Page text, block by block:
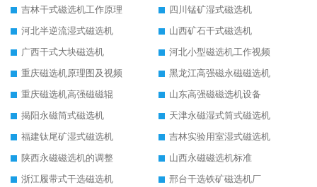
吉林干式磁选机工作原理
四川锰矿湿式磁选机
河北半逆流湿式磁选机
山西矿石干式磁选机
广西干式大块磁选机
河北小型磁选机工作视频
重庆磁选机原理图及视频
黑龙江高强磁永磁磁选机
重庆磁选机高强磁磁辊
山东高强磁磁选机设备
揭阳永磁筒式磁选机
天津永磁湿式筒式磁选机
福建钛尾矿湿式磁选机
吉林实验用室湿式磁选机
陕西永磁磁选机的调整
山西永磁磁选机标准
浙江履带式干选磁选机
邢台干选铁矿磁选机厂